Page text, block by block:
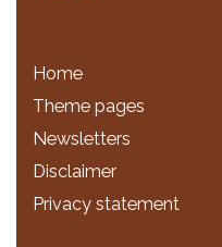
Home
Theme pages
Newsletters
Disclaimer
Privacy statement